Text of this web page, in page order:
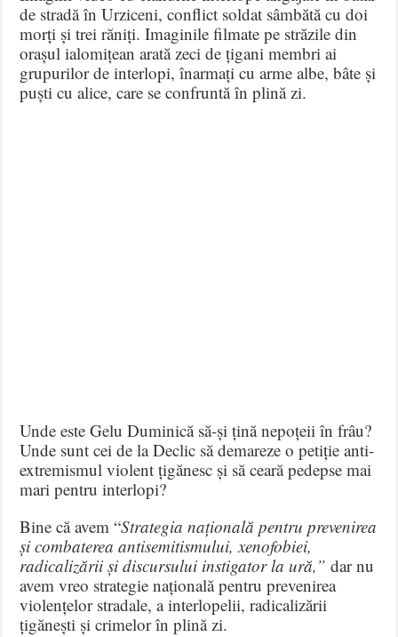
de stradă în Urziceni, conflict soldat sâmbătă cu doi
morți și trei răniți. Imaginile filmate pe străzile din
orașul ialomițean arată zeci de țigani membri ai
grupurilor de interlopi, înarmați cu arme albe, bâte și
puști cu alice, care se confruntă în plină zi.
Unde este Gelu Duminică să-și țină nepoțeii în frâu?
Unde sunt cei de la Declic să demareze o petiție anti-
extremismul violent țigănesc și să ceară pedepse mai
mari pentru interlopi?
Bine că avem “Strategia națională pentru prevenirea
și combaterea antisemitismului, xenofobiei,
radicalizării și discursului instigator la ură,”dar nu
avem vreo strategie națională pentru prevenirea
violențelor stradale, a interlopelii, radicalizării
țigănești și crimelor în plină zi.